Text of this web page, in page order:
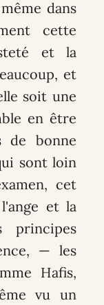
dans
cette
et la
et
soit une
en être
de bonne
sont loin
cet
et la
— les
Hafis,
vu un